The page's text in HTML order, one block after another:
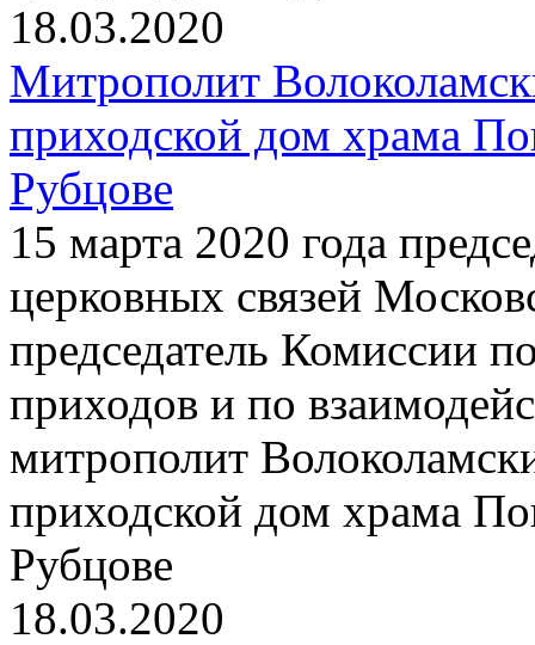
18.03.2020
Митрополит
приходской дом храма
Рубцове
15 марта 2020 года
церковных связей
председатель Комиссии
приходов и по
митрополит
приходской дом храма
Рубцове
18.03.2020